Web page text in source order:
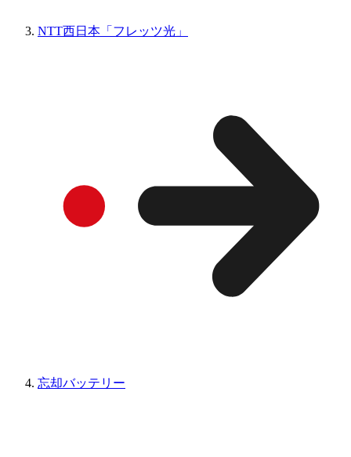
NTT西日本「フレッツ光」
忘却バッテリー